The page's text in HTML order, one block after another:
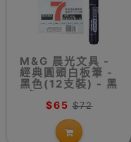
M&G 晨光文具 -
經典圓頭白板筆 -
黑色(12支裝) - 黑
色 (MG-2160)
$65 $72